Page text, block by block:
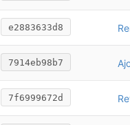
e2883633d8
7914eb98b7
7f6999672d